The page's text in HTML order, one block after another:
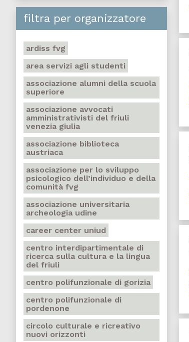
filtra per organizzatore
ardiss fvg
area servizi agli studenti
associazione alumni della scuola
superiore
associazione avvocati
amministrativisti del friuli
venezia giulia
associazione biblioteca
austriaca
associazione per lo sviluppo
psicologico dell’individuo e della
comunità fvg
associazione universitaria
archeologia udine
career center uniud
centro interdipartimentale di
ricerca sulla cultura e la lingua
del friuli
centro polifunzionale di gorizia
centro polifunzionale di
pordenone
circolo culturale e ricreativo
nuovi orizzonti